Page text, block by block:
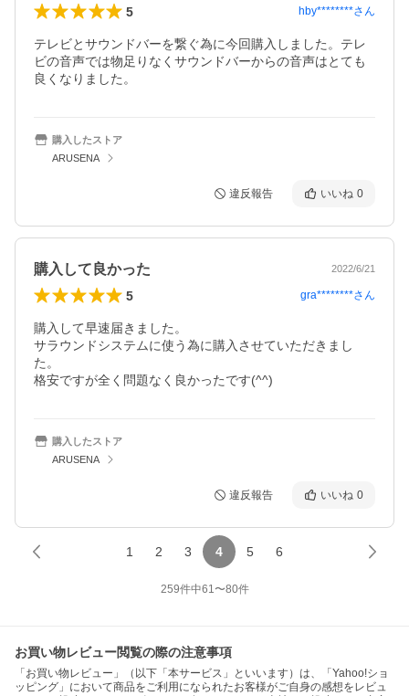
5 hby********さん
テレビとサウンドバーを繋ぐ為に今回購入しました。テレ
ビの音声では物足りなくサウンドバーからの音声はとても
良くなりました。
購入したストア
ARUSENA
違反報告 いいね 0
購入して良かった 2022/6/21
5 gra********さん
購入して早速届きました。
サラウンドシステムに使う為に購入させていただきまし
た。
格安ですが全く問題なく良かったです(^^)
購入したストア
ARUSENA
違反報告 いいね 0
1 2 3 4 5 6
259件中61〜80件
お買い物レビュー閲覧の際の注意事項
「お買い物レビュー」（以下「本サービス」といいます）は、「Yahoo!ショ
ッピング」において商品をご利用になられたお客様がご自身の感想をレビュ